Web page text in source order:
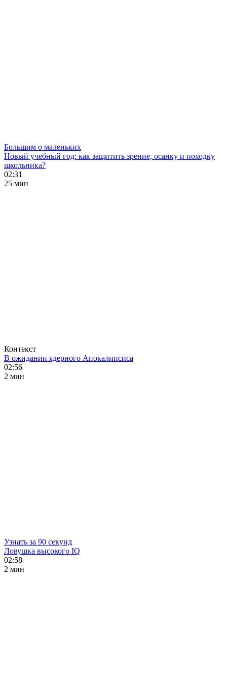
Большим о маленьких
Новый учебный год: как защитить зрение, осанку и походку
школьника?
02:31
25 мин
Контекст
В ожидании ядерного Апокалипсиса
02:56
2 мин
Узнать за 90 секунд
Ловушка высокого IQ
02:58
2 мин